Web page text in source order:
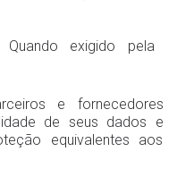
Quando exigido pela
e fornecedores
de seus dados e
equivalentes aos